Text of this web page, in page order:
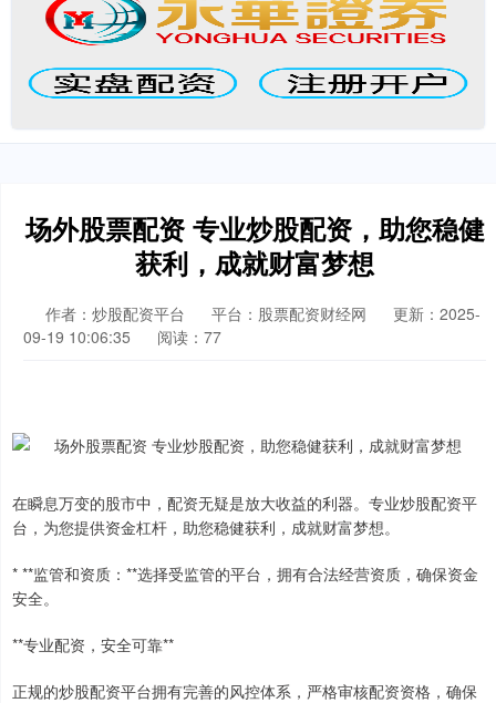
场外股票配资 专业炒股配资，助您稳健
获利，成就财富梦想
作者：炒股配资平台 平台：股票配资财经网
更新：2025-
09-19 10:06:35
阅读：77
在瞬息万变的股市中，配资无疑是放大收益的利器。专业炒股配资平
台，为您提供资金杠杆，助您稳健获利，成就财富梦想。
* **监管和资质：**选择受监管的平台，拥有合法经营资质，确保资金
安全。
**专业配资，安全可靠**
正规的炒股配资平台拥有完善的风控体系，严格审核配资资格，确保